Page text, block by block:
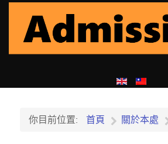
你目前位置: 首頁 關於本處